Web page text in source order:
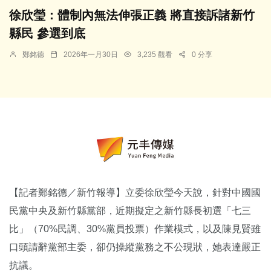
徐欣瑩：體制內無法伸張正義 將直接訴諸新竹
縣民 參選到底
鄭銘德 2026年一月30日 3,235 觀看 0 分享
【記者鄭銘德／新竹報導】立委徐欣瑩今天說，針對中國國
民黨中央及新竹縣黨部，近期擬定之新竹縣長初選「七三
比」（70%民調、30%黨員投票）作業模式，以及陳見賢雖
口頭請辭黨部主委，卻仍操縱黨務之不公現狀，她表達嚴正
抗議。